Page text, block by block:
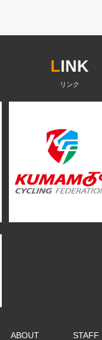
LINK
ABOUT STAFF